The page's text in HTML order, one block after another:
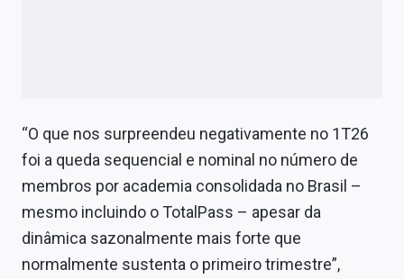
“O que nos surpreendeu negativamente no 1T26
foi a queda sequencial e nominal no número de
membros por academia consolidada no Brasil –
mesmo incluindo o TotalPass – apesar da
dinâmica sazonalmente mais forte que
normalmente sustenta o primeiro trimestre”,